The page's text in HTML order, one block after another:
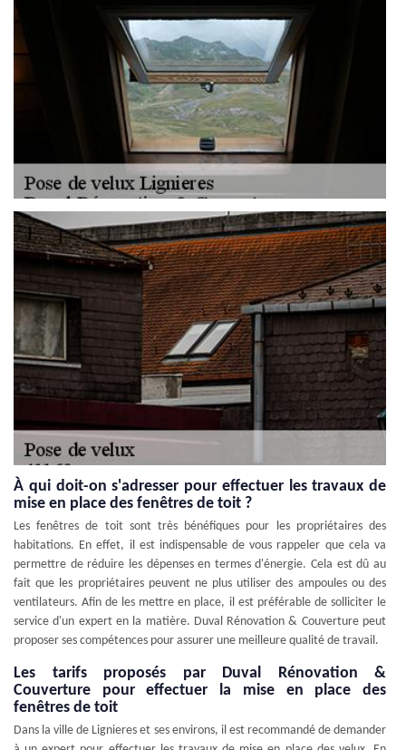
À qui doit-on s'adresser pour effectuer les travaux de
mise en place des fenêtres de toit ?
Les fenêtres de toit sont très bénéfiques pour les propriétaires des
habitations. En effet, il est indispensable de vous rappeler que cela va
permettre de réduire les dépenses en termes d'énergie. Cela est dû au
fait que les propriétaires peuvent ne plus utiliser des ampoules ou des
ventilateurs. Afin de les mettre en place, il est préférable de solliciter le
service d'un expert en la matière. Duval Rénovation & Couverture peut
proposer ses compétences pour assurer une meilleure qualité de travail.
Les tarifs proposés par Duval Rénovation &
Couverture pour effectuer la mise en place des
fenêtres de toit
Dans la ville de Lignieres et ses environs, il est recommandé de demander